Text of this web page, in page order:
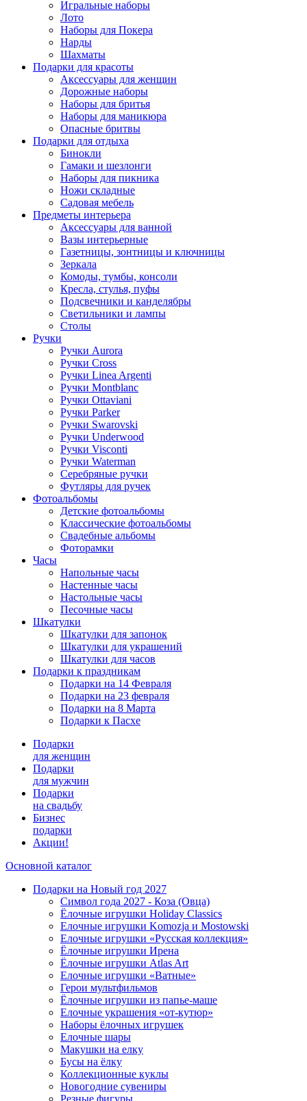
Игральные наборы
Лото
Наборы для Покера
Нарды
Шахматы
Подарки для красоты
Аксессуары для женщин
Дорожные наборы
Наборы для бритья
Наборы для маникюра
Опасные бритвы
Подарки для отдыха
Бинокли
Гамаки и шезлонги
Наборы для пикника
Ножи складные
Садовая мебель
Предметы интерьера
Аксессуары для ванной
Вазы интерьерные
Газетницы, зонтницы и ключницы
Зеркала
Комоды, тумбы, консоли
Кресла, стулья, пуфы
Подсвечники и канделябры
Светильники и лампы
Столы
Ручки
Ручки Aurora
Ручки Cross
Ручки Linea Argenti
Ручки Montblanc
Ручки Ottaviani
Ручки Parker
Ручки Swarovski
Ручки Underwood
Ручки Visconti
Ручки Waterman
Серебряные ручки
Футляры для ручек
Фотоальбомы
Детские фотоальбомы
Классические фотоальбомы
Свадебные альбомы
Фоторамки
Часы
Напольные часы
Настенные часы
Настольные часы
Песочные часы
Шкатулки
Шкатулки для запонок
Шкатулки для украшений
Шкатулки для часов
Подарки к праздникам
Подарки на 14 Февраля
Подарки на 23 февраля
Подарки на 8 Марта
Подарки к Пасхе
Подарки
для женщин
Подарки
для мужчин
Подарки
на свадьбу
Бизнес
подарки
Акции!
Основной каталог
Подарки на Новый год 2027
Символ года 2027 - Коза (Овца)
Ёлочные игрушки Holiday Classics
Елочные игрушки Komozja и Mostowski
Елочные игрушки «Русская коллекция»
Ёлочные игрушки Ирена
Ёлочные игрушки Atlas Art
Елочные игрушки «Ватные»
Герои мультфильмов
Ёлочные игрушки из папье-маше
Елочные украшения «от-кутюр»
Наборы ёлочных игрушек
Елочные шары
Макушки на елку
Бусы на ёлку
Коллекционные куклы
Новогодние сувениры
Резные фигуры